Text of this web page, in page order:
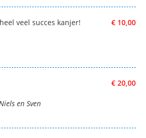
€ 10,00
veel succes kanjer!
€ 20,00
en Sven